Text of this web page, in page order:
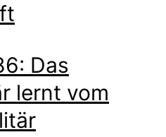
Das
lernt vom